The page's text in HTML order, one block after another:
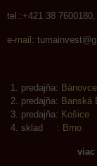
tel.:+421 38
e-mail:
predajňa:
predajňa: Banská
predajňa: Košice
sklad : Brno